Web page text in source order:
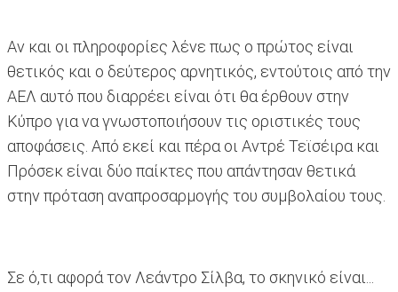
Αν και οι πληροφορίες λένε πως ο πρώτος είναι
θετικός και ο δεύτερος αρνητικός, εντούτοις από την
ΑΕΛ αυτό που διαρρέει είναι ότι θα έρθουν στην
Κύπρο για να γνωστοποιήσουν τις οριστικές τους
αποφάσεις. Από εκεί και πέρα οι Αντρέ Τεϊσέιρα και
Πρόσεκ είναι δύο παίκτες που απάντησαν θετικά
στην πρόταση αναπροσαρμογής του συμβολαίου τους.
Σε ό,τι αφορά τον Λεάντρο Σίλβα, το σκηνικό είναι...